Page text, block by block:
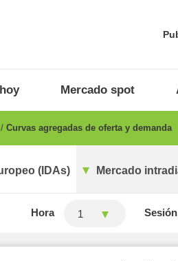
Mercado spot
Curvas agregadas de oferta y demanda
(IDAs) Mercado
Hora 1 Sesión